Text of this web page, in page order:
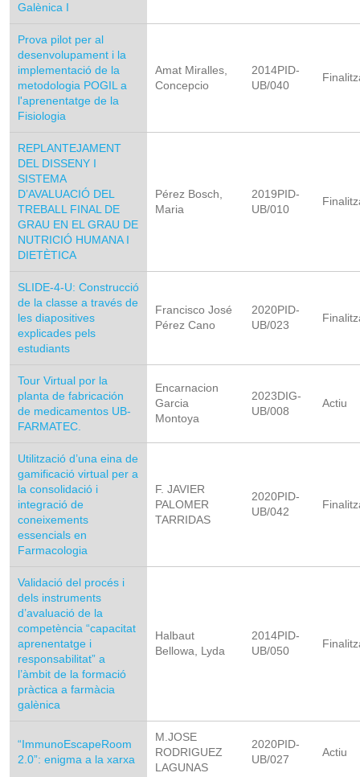
Galènica I
Prova pilot per al
desenvolupament i la
implementació de la
metodologia POGIL a
l'aprenentatge de la
Fisiologia
Amat Miralles,
Concepcio
2014PID-
UB/040
REPLANTEJAMENT
DEL DISSENY I
SISTEMA
D’AVALUACIÓ DEL
TREBALL FINAL DE
GRAU EN EL GRAU DE
NUTRICIÓ HUMANA I
DIETÈTICA
Pérez Bosch,
Maria
2019PID-
UB/010
SLIDE-4-U: Construcció
de la classe a través de
les diapositives
explicades pels
estudiants
Francisco José
Pérez Cano
2020PID-
UB/023
Tour Virtual por la
planta de fabricación
de medicamentos UB-
FARMATEC.
Encarnacion
Garcia
Montoya
2023DIG-
UB/008
Actiu
Utilització d’una eina de
gamificació virtual per a
la consolidació i
integració de
coneixements
essencials en
Farmacologia
F. JAVIER
PALOMER
TARRIDAS
2020PID-
UB/042
Validació del procés i
dels instruments
d’avaluació de la
competència “capacitat
aprenentatge i
responsabilitat” a
l’àmbit de la formació
pràctica a farmàcia
galènica
Halbaut
Bellowa, Lyda
2014PID-
UB/050
“ImmunoEscapeRoom
2.0”: enigma a la xarxa
M.JOSE
RODRIGUEZ
LAGUNAS
2020PID-
UB/027
Actiu